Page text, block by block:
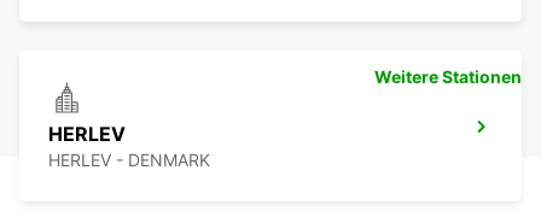
HERLEV
HERLEV - DENMARK
Weitere Stationen